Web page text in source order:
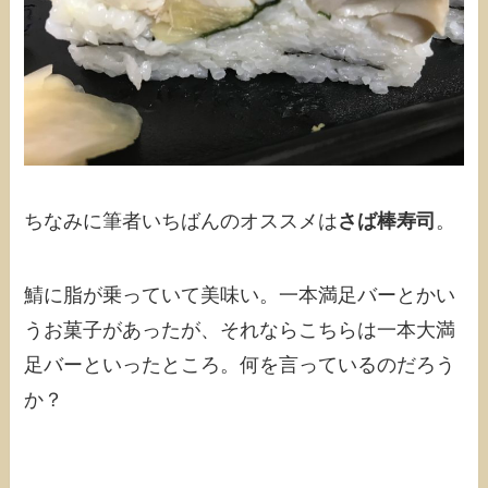
ちなみに筆者いちばんのオススメはさば棒寿司 。
鯖に脂が乗っていて美味い。一本満足バーとかい
うお菓子があったが、それならこちらは一本大満
足バーといったところ。何を言っているのだろう
か？